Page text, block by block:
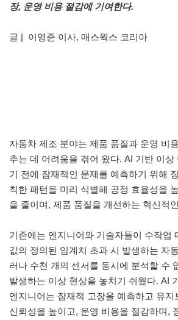
장, 운영 비용 절감에 기여한다.
글 | 이영준 이사, 매스웍스 코리아
자동차 제조 분야는 제품 품질과 운영 비
추는 데 어려움을 겪어 왔다. AI 기반 이
기 전에 잠재적인 문제를 예측하기 위해
칙한 패턴을 미리 식별해 공정 효율성을
을 줄이며, 제품 품질을 개선하는 혁신적
기존에는 엔지니어와 기술자들이 수작업
값의 정의된 임계치 초과 시 발생하는 자
러나 수천 개의 센서를 동시에 분석할 수
발생하는 이상 현상을 놓치기 쉬웠다. AI
엔지니어는 잠재적 고장을 예측하고 유지
신뢰성을 높이고, 운영 비용을 절감하며,